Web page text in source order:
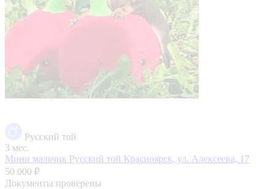
Русский той
3 мес.
Мини мальчик Русский той Красноярск, ул. Алексеева, 17
50 000 ₽
Документы проверены